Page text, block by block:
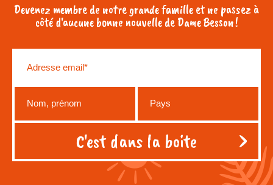
Devenez membre de notre grande famille et ne passez à
côté d'aucune bonne nouvelle de Dame Besson !